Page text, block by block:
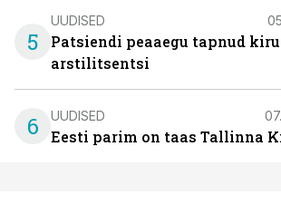
5
UUDISED
Patsiendi peaaegu tapnud
arstilitsentsi
6 UUDISED
Eesti parim on taas Tallinna